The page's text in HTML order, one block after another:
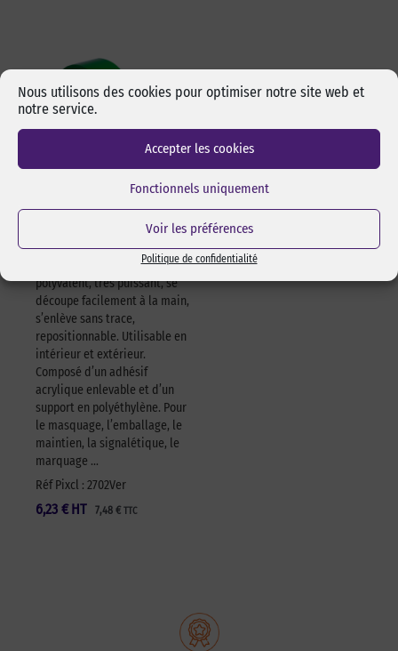
Nous utilisons des cookies pour optimiser notre site web et
notre service.
Accepter les cookies
Fonctionnels uniquement
Voir les préférences
Politique de confidentialité
Adhésif polyvalent
vert 622 – 50mm x
Adhésif vert simple face
polyvalent, très puissant, se
découpe facilement à la main,
s’enlève sans trace,
repositionnable. Utilisable en
intérieur et extérieur.
Composé d’un adhésif
acrylique enlevable et d’un
support en polyéthylène. Pour
le masquage, l’emballage, le
maintien, la signalétique, le
marquage …
Réf Pixcl : 2702Ver
6,23 € 7,48 € TTC
HT